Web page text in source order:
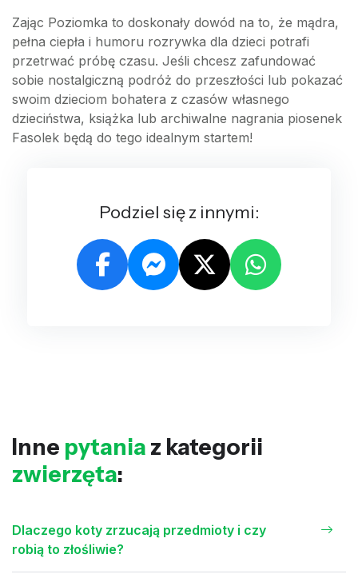
Zając Poziomka to doskonały dowód na to, że mądra,
pełna ciepła i humoru rozrywka dla dzieci potrafi
przetrwać próbę czasu. Jeśli chcesz zafundować
sobie nostalgiczną podróż do przeszłości lub pokazać
swoim dzieciom bohatera z czasów własnego
dzieciństwa, książka lub archiwalne nagrania piosenek
Fasolek będą do tego idealnym startem!
Podziel się z innymi:
Inne pytania z kategorii
zwierzęta:
Dlaczego koty zrzucają przedmioty i czy
robią to złośliwie?